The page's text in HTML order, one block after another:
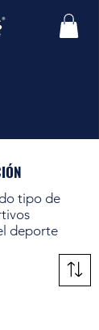
tipo de
deporte